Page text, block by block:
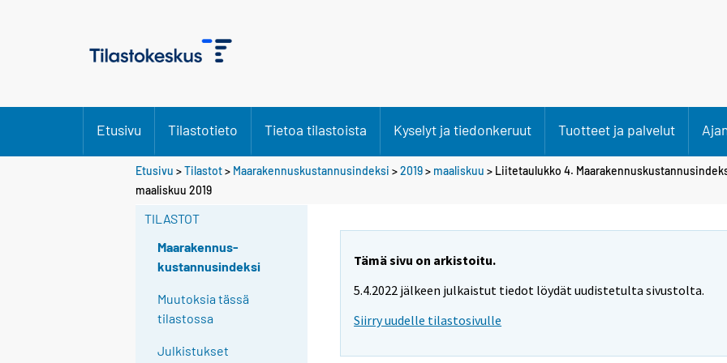
Etusivu Tilastotieto Tietoa tilastoista Kyselyt ja tiedonkeruut Tuotteet ja palvelut
Etusivu >Tilastot> Maarakennuskustannusindeksi >2019> maaliskuu > Liitetaulukko 4.
maaliskuu 2019
TILASTOT
Maarakennus-
kustannusindeksi
Muutoksia tässä
tilastossa
Julkistukset
Tämä sivu on arkistoitu.
5.4.2022 jälkeen julkaistut tiedot löydät uudistetulta sivustolta.
Siirry uudelle tilastosivulle